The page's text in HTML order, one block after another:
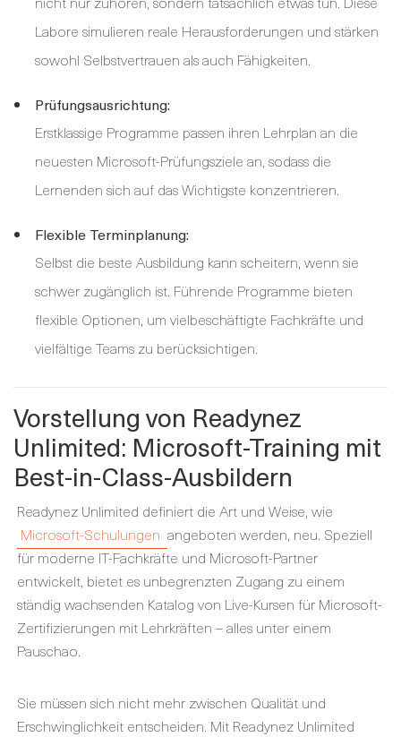
Labore simulieren reale Herausforderungen und stärken
sowohl Selbstvertrauen als auch Fähigkeiten.
Prüfungsausrichtung:
Erstklassige Programme passen ihren Lehrplan an die
neuesten Microsoft-Prüfungsziele an, sodass die
Lernenden sich auf das Wichtigste konzentrieren.
Flexible Terminplanung:
Selbst die beste Ausbildung kann scheitern, wenn sie
schwer zugänglich ist. Führende Programme bieten
flexible Optionen, um vielbeschäftigte Fachkräfte und
vielfältige Teams zu berücksichtigen.
Vorstellung von Readynez
Unlimited: Microsoft-Training mit
Best-in-Class-Ausbildern
Readynez Unlimited definiert die Art und Weise, wie
Microsoft-Schulungen angeboten werden, neu. Speziell
für moderne IT-Fachkräfte und Microsoft-Partner
entwickelt, bietet es unbegrenzten Zugang zu einem
ständig wachsenden Katalog von Live-Kursen für Microsoft-
Zertifizierungen mit Lehrkräften – alles unter einem
Pauschao.
Sie müssen sich nicht mehr zwischen Qualität und
Erschwinglichkeit entscheiden. Mit Readynez Unlimited